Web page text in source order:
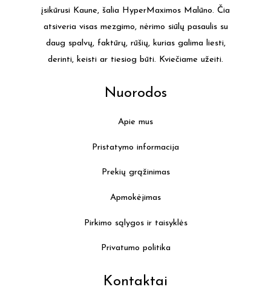
įsikūrusi Kaune, šalia HyperMaximos Malūno. Čia
atsiveria visas mezgimo, nėrimo siūlų pasaulis su
daug spalvų, faktūrų, rūšių, kurias galima liesti,
derinti, keisti ar tiesiog būti. Kviečiame užeiti.
Nuorodos
Apie mus
Pristatymo informacija
Prekių grąžinimas
Apmokėjimas
Pirkimo sąlygos ir taisyklės
Privatumo politika
Kontaktai